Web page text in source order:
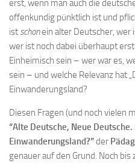
erst, wenn man auch die
offenkundig pünktlich ist und
ist schonein alter Deutscher, wer
wer ist noch dabei überhaupt
Einheimisch sein – wer war es,
sein – und welche Relevanz hat
Einwanderungsland?
Diesen Fragen (und noch vielen
“Alte Deutsche, Neue
Einwanderungsland?”der
genauer auf den Grund. Noch